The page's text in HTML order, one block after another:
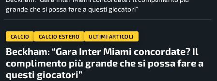
grande che si possa fare a questi giocatori”
CALCIO CALCIO ESTERO ULTIMI ARTICOLI
Beckham: “Gara Inter Miami concordate? Il
complimento più grande che si possa fare a
questi giocatori”